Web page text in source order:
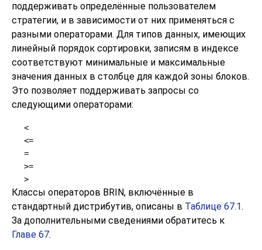
поддерживать определённые пользователем
стратегии, и в зависимости от них применяться с
разными операторами. Для типов данных, имеющих
линейный порядок сортировки, записям в индексе
соответствуют минимальные и максимальные
значения данных в столбце для каждой зоны блоков.
Это позволяет поддерживать запросы со
следующими операторами:
<
<=
=
>=
>
Классы операторов BRIN, включённые в
стандартный дистрибутив, описаны в Таблице 67.1.
За дополнительными сведениями обратитесь к
Главе 67.